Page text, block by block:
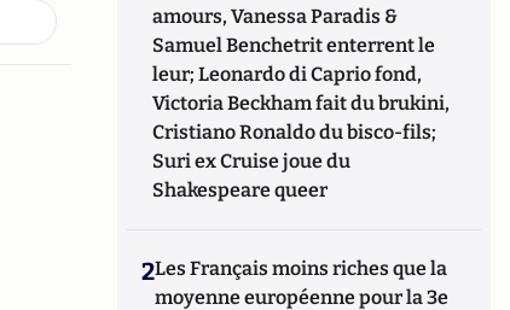
amours, Vanessa Paradis &
Samuel Benchetrit enterrent le
leur; Leonardo di Caprio fond,
Victoria Beckham fait du brukini,
Cristiano Ronaldo du bisco-fils;
Suri ex Cruise joue du
Shakespeare queer
2Les Français moins riches que la
moyenne européenne pour la 3e